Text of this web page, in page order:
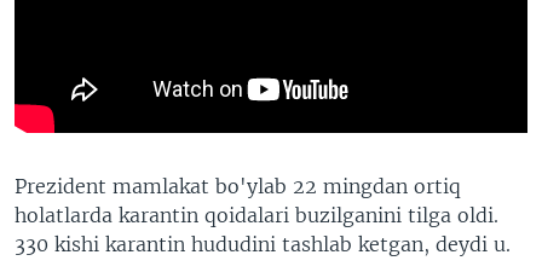
Prezident mamlakat bo'ylab 22 mingdan ortiq
holatlarda karantin qoidalari buzilganini tilga oldi.
330 kishi karantin hududini tashlab ketgan, deydi u.